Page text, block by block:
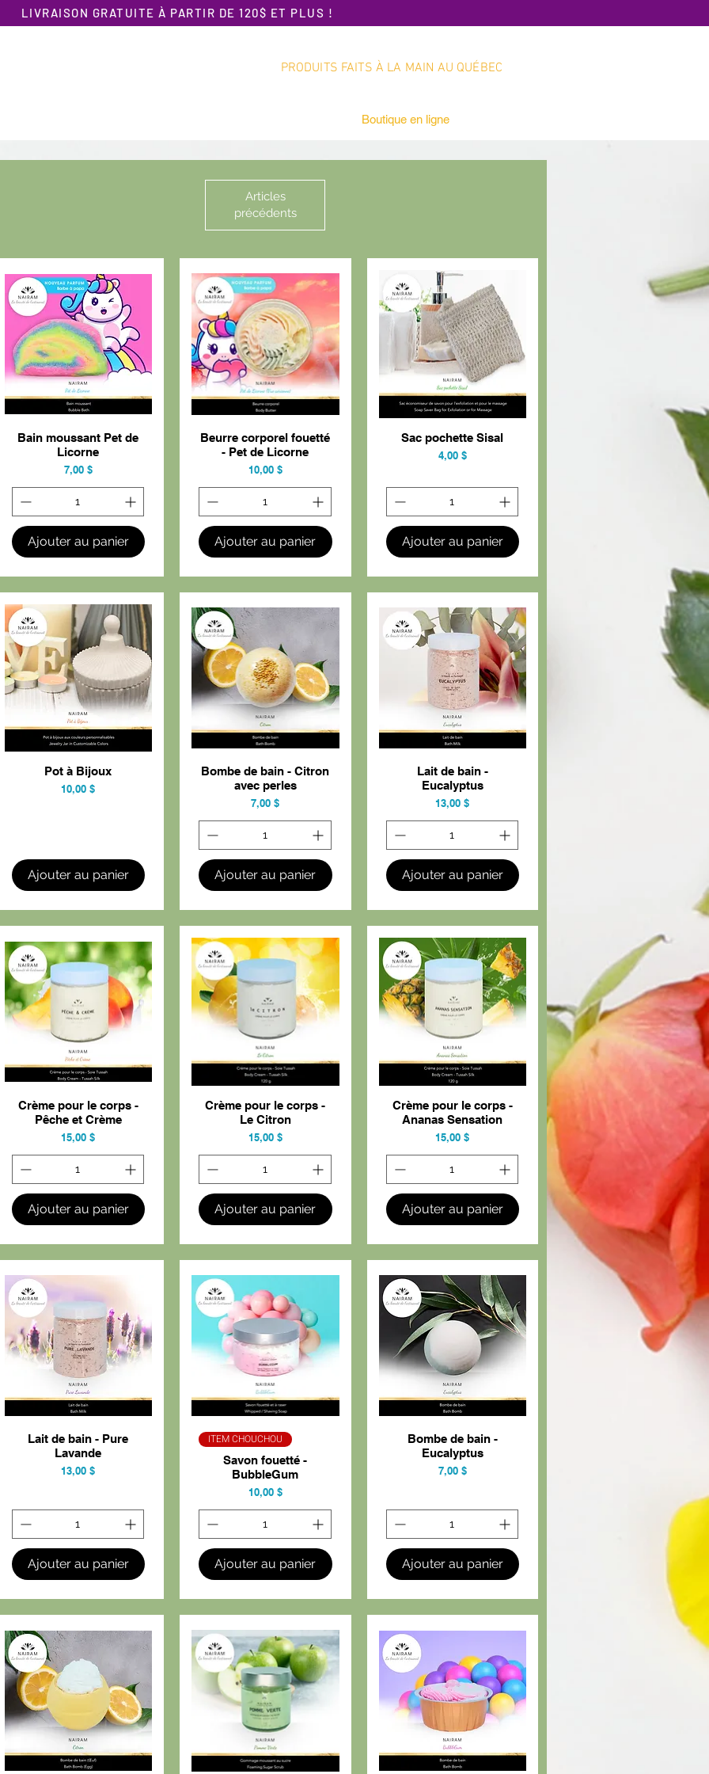
LIVRAISON GRATUITE À PARTIR DE 120$ ET PLUS !
PRODUITS FAITS À LA MAIN AU QUÉBEC
Boutique en ligne
Articles
précédents
Aperçu rapide
Bain moussant Pet de
Licorne
Prix
7,00 $
Ajouter au panier
Aperçu rapide
Beurre corporel fouetté
- Pet de Licorne
Prix
10,00 $
Ajouter au panier
Aperçu rapide
Sac pochette Sisal
Prix
4,00 $
Ajouter au panier
Aperçu rapide
Pot à Bijoux
Prix
10,00 $
Ajouter au panier
Aperçu rapide
Bombe de bain - Citron
avec perles
Prix
7,00 $
Ajouter au panier
Aperçu rapide
Lait de bain -
Eucalyptus
Prix
13,00 $
Ajouter au panier
Aperçu rapide
Crème pour le corps -
Pêche et Crème
Prix
15,00 $
Ajouter au panier
Aperçu rapide
Crème pour le corps -
Le Citron
Prix
15,00 $
Ajouter au panier
Aperçu rapide
Crème pour le corps -
Ananas Sensation
Prix
15,00 $
Ajouter au panier
Aperçu rapide
Lait de bain - Pure
Lavande
Prix
13,00 $
Ajouter au panier
Aperçu rapide
ITEM CHOUCHOU
Savon fouetté -
BubbleGum
Prix
10,00 $
Ajouter au panier
Aperçu rapide
Bombe de bain -
Eucalyptus
Prix
7,00 $
Ajouter au panier